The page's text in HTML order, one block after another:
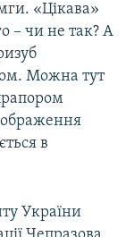
«Цікава»
– чи не так? А
Можна тут
в
України